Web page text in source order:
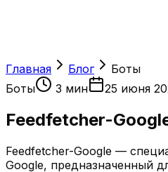
Главная Блог
Боты
Боты
3 мин 25 июня
Feedfetcher-
Feedfetcher-Google —
Google, предназначенный